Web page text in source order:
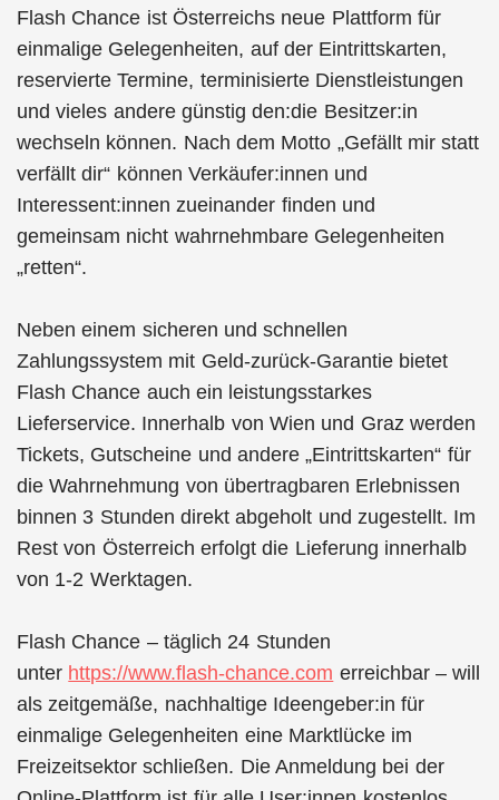
Flash Chance ist Österreichs neue Plattform für
einmalige Gelegenheiten, auf der Eintrittskarten,
reservierte Termine, terminisierte Dienstleistungen
und vieles andere günstig den:die Besitzer:in
wechseln können. Nach dem Motto „Gefällt mir statt
verfällt dir“ können Verkäufer:innen und
Interessent:innen zueinander finden und
gemeinsam nicht wahrnehmbare Gelegenheiten
„retten“.
Neben einem sicheren und schnellen
Zahlungssystem mit Geld-zurück-Garantie bietet
Flash Chance auch ein leistungsstarkes
Lieferservice. Innerhalb von Wien und Graz werden
Tickets, Gutscheine und andere „Eintrittskarten“ für
die Wahrnehmung von übertragbaren Erlebnissen
binnen 3 Stunden direkt abgeholt und zugestellt. Im
Rest von Österreich erfolgt die Lieferung innerhalb
von 1-2 Werktagen.
Flash Chance – täglich 24 Stunden
unter https://www.flash-chance.com erreichbar – will
als zeitgemäße, nachhaltige Ideengeber:in für
einmalige Gelegenheiten eine Marktlücke im
Freizeitsektor schließen. Die Anmeldung bei der